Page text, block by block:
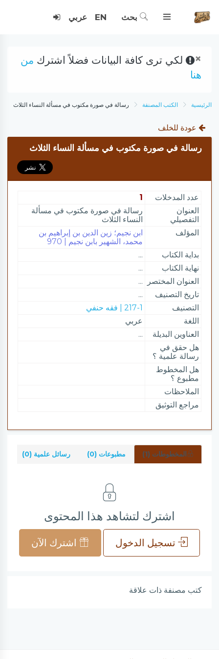
بحث EN عربي
× لكي ترى كافة البيانات فضلاً اشترك من
هنا
الرئيسية الكتب المصنفة رسالة في صورة مكتوب في مسألة النساء الثلاث
عودة للخلف
رسالة في صورة مكتوب في مسألة النساء الثلاث
عدد المدخلات
1
العنوان
التفصيلي
رسالة في صورة مكتوب في مسألة
النساء الثلاث
المؤلف
ابن نجيم؛ زين الدين بن إبراهيم بن
محمد، الشهير بابن نجيم | 970
بداية الكتاب
...
نهاية الكتاب
...
العنوان المختصر
...
تاريخ التصنيف
...
التصنيف
217-1 | فقه حنفي
اللغة
عربي
العناوين البديلة
...
هل حقق في
رسالة علمية ؟
هل المخطوط
مطبوع ؟
الملاحظات
مراجع التوثيق
المخطوطات (1) مطبوعات (0) رسائل علمية (0)
اشترك لتشاهد هذا المحتوى
تسجيل الدخول اشترك الآن
كتب مصنفة ذات علاقة